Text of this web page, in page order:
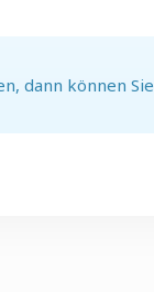
dann können